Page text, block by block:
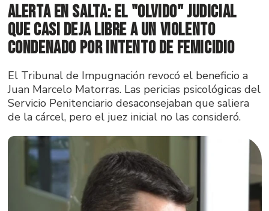
Alerta en Salta: El "olvido" judicial
que casi deja libre a un violento
condenado por intento de femicidio
El Tribunal de Impugnación revocó el beneficio a
Juan Marcelo Matorras. Las pericias psicológicas del
Servicio Penitenciario desaconsejaban que saliera
de la cárcel, pero el juez inicial no las consideró.